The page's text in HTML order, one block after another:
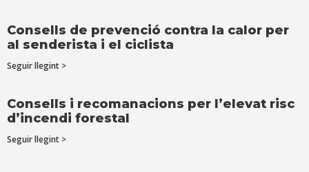
Consells de prevenció contra la calor per
al senderista i el ciclista
Seguir llegint >
Consells i recomanacions per l’elevat risc
d’incendi forestal
Seguir llegint >